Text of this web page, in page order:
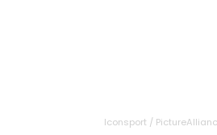
Iconsport /